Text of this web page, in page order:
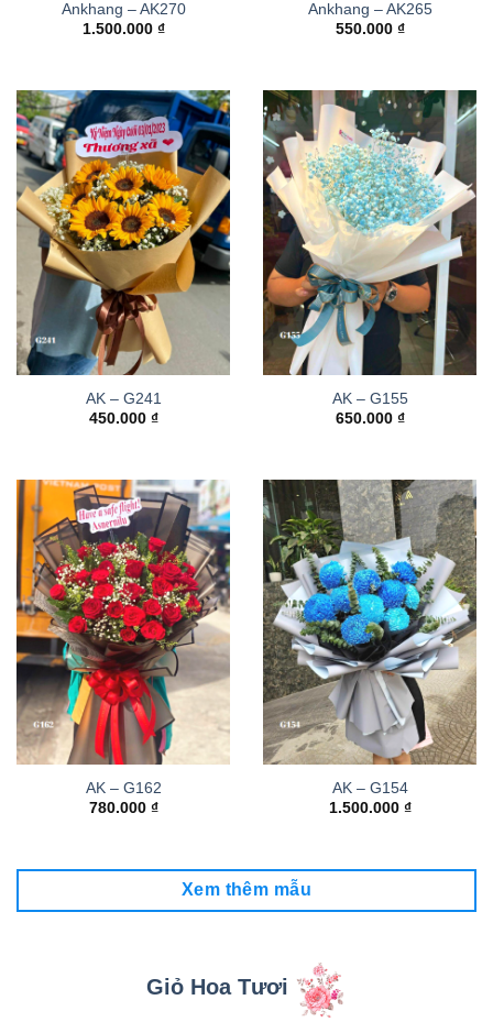
Ankhang – AK270
1.500.000 ₫
Ankhang – AK265
550.000 ₫
AK – G241
450.000 ₫
AK – G155
650.000 ₫
AK – G162
780.000 ₫
AK – G154
1.500.000 ₫
Xem thêm mẫu
Giỏ Hoa Tươi